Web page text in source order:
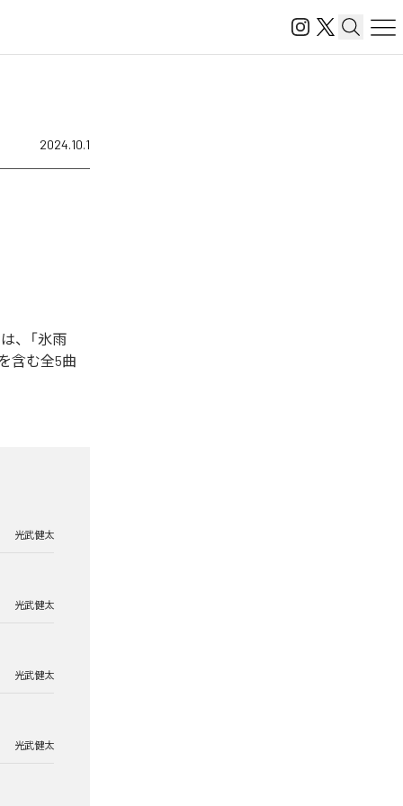
2024.10.1
、「氷雨
を含む全5曲
光武健太
光武健太
光武健太
光武健太